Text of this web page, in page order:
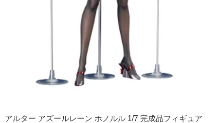
アルター アズールレーン ホノルル 1/7 完成品フィギュア